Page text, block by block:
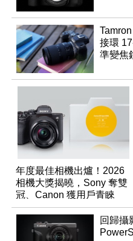
接環
準變焦
年度最佳相機出爐！2026
相機大獎揭曉，Sony 奪雙
冠、Canon 獲用戶青睞
回歸攝